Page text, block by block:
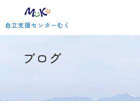
自立支援センターむく
ブログ